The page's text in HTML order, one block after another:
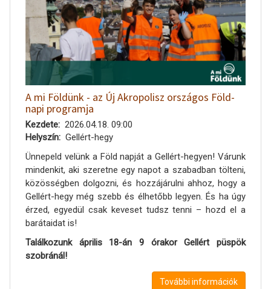
A mi Földünk - az Új Akropolisz országos Föld-
napi programja
Kezdete
2026.04.18. 09:00
Helyszín
Gellért-hegy
Ünnepeld velünk a Föld napját a Gellért-hegyen! Várunk
mindenkit, aki szeretne egy napot a szabadban tölteni,
közösségben dolgozni, és hozzájárulni ahhoz, hogy a
Gellért-hegy még szebb és élhetőbb legyen. És ha úgy
érzed, egyedül csak keveset tudsz tenni – hozd el a
barátaidat is!
Találkozunk április 18-án 9 órakor Gellért püspök
szobránál!
További információk